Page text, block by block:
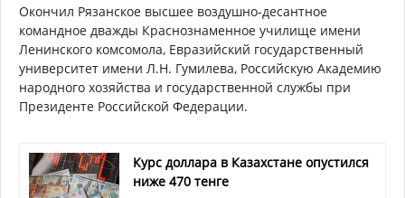
Окончил Рязанское высшее воздушно-десантное
командное дважды Краснознаменное училище имени
Ленинского комсомола, Евразийский государственный
университет имени Л.Н. Гумилева, Российскую Академию
народного хозяйства и государственной службы при
Президенте Российской Федерации.
Курс доллара в Казахстане опустился
ниже 470 тенге